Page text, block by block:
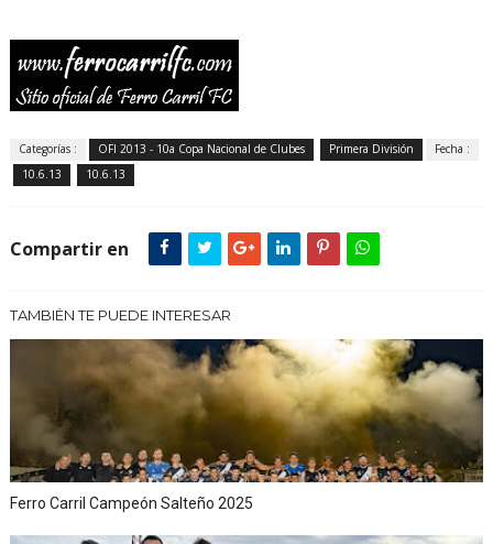
Categorías : OFI 2013 - 10a Copa Nacional de Clubes Primera División
Fecha :
10.6.13
10.6.13
Compartir en
TAMBIÉN TE PUEDE INTERESAR
Ferro Carril Campeón Salteño 2025